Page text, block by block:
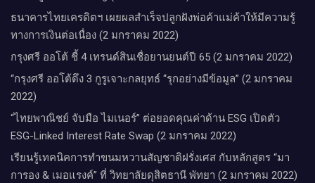
ธนาคารไทยเครดิตฯ เผยผลสำเร็จปลูกฝังพ่อค้าแม่ค้าให้มีความรู้
ทางการเงินต่อเนื่อง (2 มกราคม 2022)
กรุงศรี ออโต้ ชี้ 4 เทรนด์สินเชื่อยานยนต์ปี 65 (2 มกราคม 2022)
“กรุงศรี ออโต้ดึง 3 กูรูเจาะกลยุทธ์ “รุกอย่างมีข้อมูล” (2 มกราคม
2022)
“ไทยพาณิชย์ จับมือ ไมเนอร์” ต่อยอดคุณค่าด้าน ESG เปิดตัว
ESG-Linked Interest Rate Swap (2 มกราคม 2022)
เรียนรู้เทคนิคการทำขนมหวานสัญชาติฝรั่งเศส กับหลักสูตร “มา
การอง & เมอแรงค์” ที่ วิทยาลัยดุสิตธานี พัทยา (2 มกราคม 2022)